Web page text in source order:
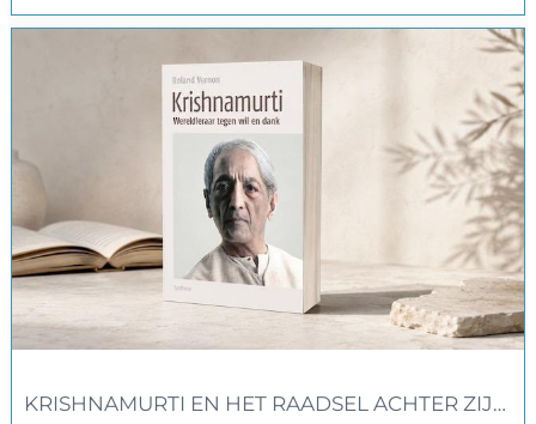
KRISHNAMURTI EN HET RAADSEL ACHTER ZIJN